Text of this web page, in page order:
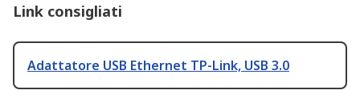
Link consigliati
Adattatore USB Ethernet TP-Link, USB 3.0